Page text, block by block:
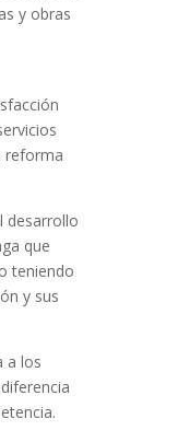
y obras
reforma
desarrollo
que
teniendo
y sus
a los